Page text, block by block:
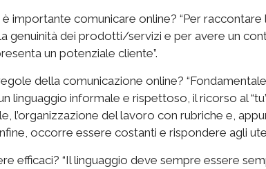
importante comunicare online? “Per
genuinità dei prodotti/servizi e per avere un
un potenziale cliente”.
della comunicazione online?
linguaggio informale e rispettoso, il ricorso al
l’organizzazione del lavoro con rubriche e,
occorre essere costanti e rispondere agli
efficaci? “Il linguaggio deve sempre essere